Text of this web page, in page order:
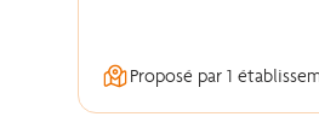
Proposé par 1